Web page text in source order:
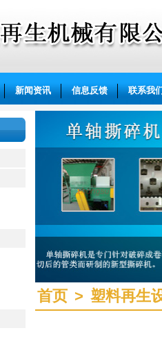
新闻资讯 信息反馈 联系我
首页 > 塑料再生